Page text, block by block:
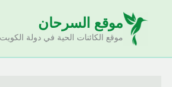
موقع السرحان
موقع الكائنات الحية في دولة الكويت